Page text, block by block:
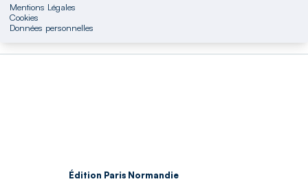
Mentions Légales
Cookies
Données personnelles
Édition Paris Normandie